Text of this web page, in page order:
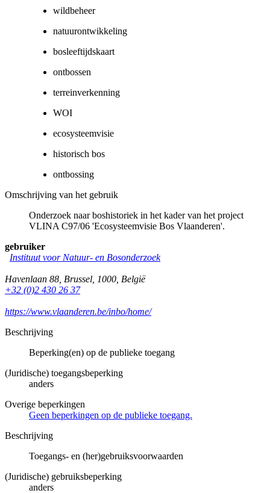
wildbeheer
natuurontwikkeling
bosleeftijdskaart
ontbossen
terreinverkenning
WOI
ecosysteemvisie
historisch bos
ontbossing
Omschrijving van het gebruik
Onderzoek naar boshistoriek in het kader van het project
VLINA C97/06 'Ecosysteemvisie Bos Vlaanderen'.
gebruiker
Instituut voor Natuur- en Bosonderzoek
Havenlaan 88 Brussel 1000 België
+32 (0)2 430 26 37
https://www.vlaanderen.be/inbo/home/
Beschrijving
Beperking(en) op de publieke toegang
(Juridische) toegangsbeperking
anders
Overige beperkingen
Geen beperkingen op de publieke toegang.
Beschrijving
Toegangs- en (her)gebruiksvoorwaarden
(Juridische) gebruiksbeperking
anders